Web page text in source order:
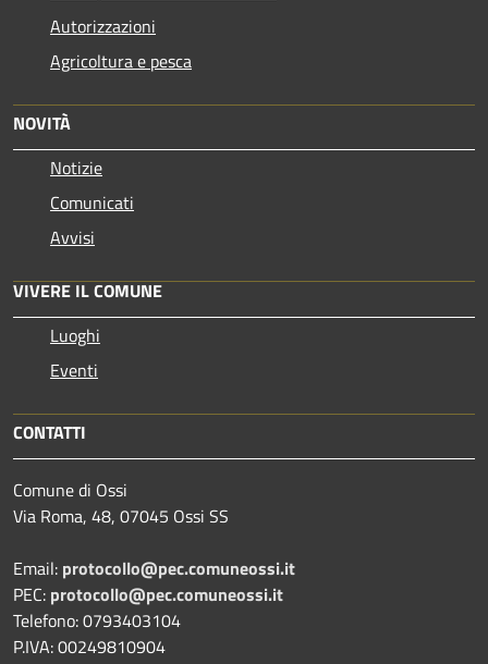
Autorizzazioni
Agricoltura e pesca
NOVITÀ
Notizie
Comunicati
Avvisi
VIVERE IL COMUNE
Luoghi
Eventi
CONTATTI
Comune di Ossi
Via Roma, 48, 07045 Ossi SS
Email: protocollo@pec.comuneossi.it
PEC: protocollo@pec.comuneossi.it
Telefono: 0793403104
P.IVA: 00249810904